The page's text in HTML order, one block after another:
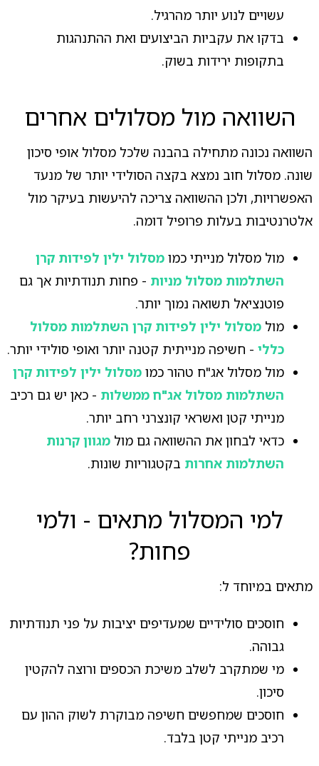
עשויים לנוע יותר מהרגיל.
בדקו את עקביות הביצועים ואת ההתנהגות
בתקופות ירידות בשוק.
השוואה מול מסלולים אחרים
השוואה נכונה מתחילה בהבנה שלכל מסלול אופי סיכון
שונה. מסלול חוב נמצא בקצה הסולידי יותר של מנעד
האפשרויות, ולכן ההשוואה צריכה להיעשות בעיקר מול
אלטרנטיבות בעלות פרופיל דומה.
מול מסלול מנייתי כמו מסלול ילין לפידות קרן
השתלמות מסלול מניות - פחות תנודתיות אך גם
פוטנציאל תשואה נמוך יותר.
מול מסלול ילין לפידות קרן השתלמות מסלול
כללי- חשיפה מנייתית קטנה יותר ואופי סולידי יותר.
מול מסלול אג"ח טהור כמו מסלול ילין לפידות קרן
השתלמות מסלול אג"ח ממשלות - כאן יש גם רכיב
מנייתי קטן ואשראי קונצרני רחב יותר.
כדאי לבחון את ההשוואה גם מול מגוון קרנות
השתלמות אחרות בקטגוריות שונות.
למי המסלול מתאים - ולמי
פחות?
מתאים במיוחד ל:
חוסכים סולידיים שמעדיפים יציבות על פני תנודתיות
גבוהה.
מי שמתקרב לשלב משיכת הכספים ורוצה להקטין
סיכון.
חוסכים שמחפשים חשיפה מבוקרת לשוק ההון עם
רכיב מנייתי קטן בלבד.